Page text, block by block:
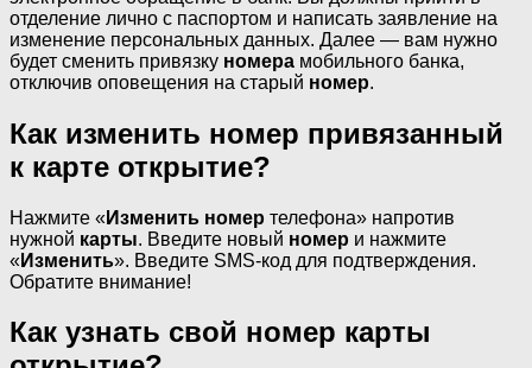
отделение лично с паспортом и написать заявление на
изменение персональных данных. Далее — вам нужно
будет сменить привязку номера мобильного банка,
отключив оповещения на старый номер.
Как изменить номер привязанный
к карте открытие?
Нажмите « Изменить номер телефона» напротив
нужной карты. Введите новый номер и нажмите
« Изменить». Введите SMS-код для подтверждения.
Обратите внимание!
Как узнать свой номер карты